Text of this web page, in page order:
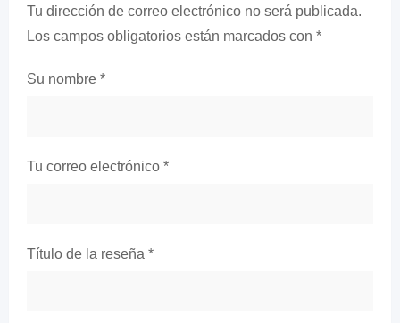
Tu dirección de correo electrónico no será publicada.
Los campos obligatorios están marcados con *
Su nombre *
Tu correo electrónico *
Título de la reseña *